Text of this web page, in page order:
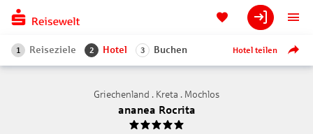
1 Reiseziele 2 Hotel 3 Buchen Hotel teilen
Griechenland . Kreta . Mochlos
ananea Rocrita
5